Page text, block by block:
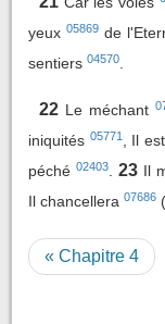
yeux 05869de
sentiers 04570
22 Le méchant
iniquités 05771, Il
péché02403 23 Il
Il chancellera 07686 (
« Chapitre 4